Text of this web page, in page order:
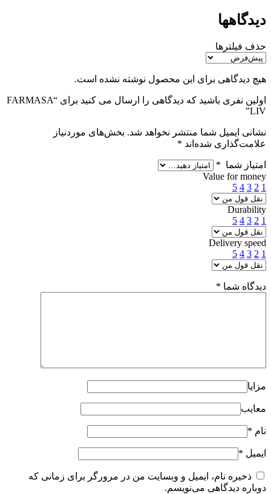
دیدگاهها
حذف فیلترها
هیچ دیدگاهی برای این محصول نوشته نشده است.
اولین نفری باشید که دیدگاهی را ارسال می کنید برای “FARMASA
LIV”
نشانی ایمیل شما منتشر نخواهد شد. بخش‌های موردنیاز
علامت‌گذاری شده‌اند *
امتیاز شما *
Value for money
1
2
3
4
5
Durability
1
2
3
4
5
Delivery speed
1
2
3
4
5
دیدگاه شما *
مزایا
معایب
نام *
ایمیل *
ذخیره نام، ایمیل و وبسایت من در مرورگر برای زمانی که
دوباره دیدگاهی می‌نویسم.